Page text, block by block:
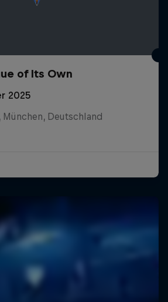
of Its Own
2025
München, Deutschland